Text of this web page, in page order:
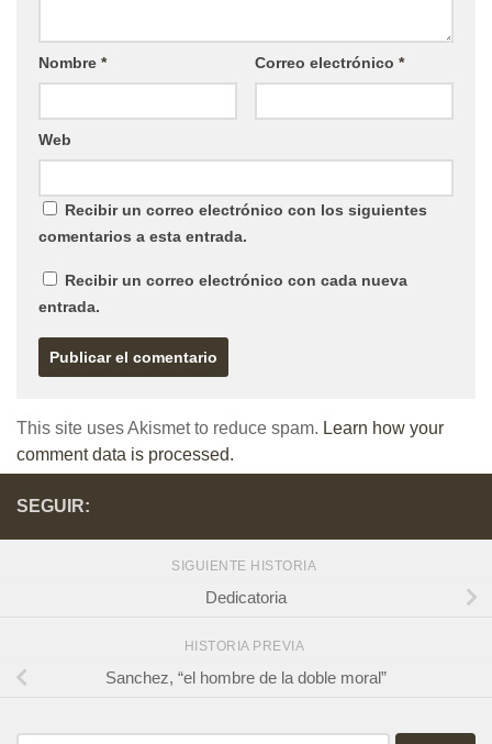
Nombre * Correo electrónico *
Web
Recibir un correo electrónico con los siguientes
comentarios a esta entrada.
Recibir un correo electrónico con cada nueva
entrada.
This site uses Akismet to reduce spam. Learn how your
comment data is processed.
SEGUIR:
SIGUIENTE HISTORIA
Dedicatoria
HISTORIA PREVIA
Sanchez, “el hombre de la doble moral”